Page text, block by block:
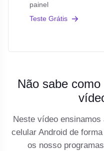
painel
Teste Grátis
Não sabe
Neste vídeo
celular Android de
os nosso